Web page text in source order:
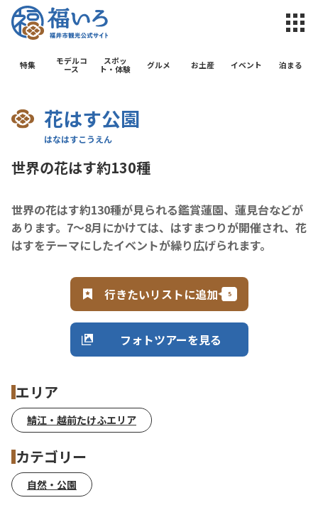
福井市観光
特集
モデルコ
ース
スポッ
ト・体験
グルメ お土産 イベント 泊まる
花はす公園
世界の花はす約130種
世界の花はす約130種が見られる鑑賞蓮園、蓮見台などが
あります。7～8月にかけては、はすまつりが開催され、花
はすをテーマにしたイベントが繰り広げられます。
行きたいリストに追加
フォトツアーを見る
エリア
鯖江・越前たけふエリア
カテゴリー
自然・公園